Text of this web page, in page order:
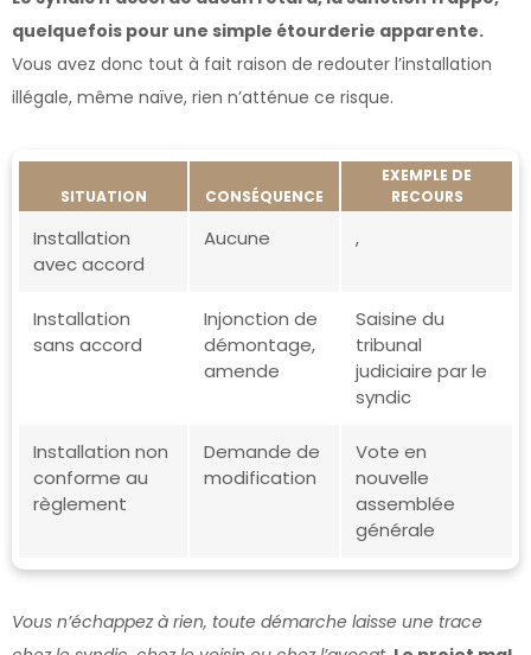
quelquefois pour une simple étourderie apparente.
Vous avez donc tout à fait raison de redouter l’installation
illégale, même naïve, rien n’atténue ce risque.
SITUATION CONSÉQUENCE
EXEMPLE DE
RECOURS
Installation
avec accord
Aucune ,
Installation
sans accord
Injonction de
démontage,
amende
Saisine du
tribunal
judiciaire par le
syndic
Installation non
conforme au
règlement
Demande de
modification
Vote en
nouvelle
assemblée
générale
Vous n’échappez à rien, toute démarche laisse une trace